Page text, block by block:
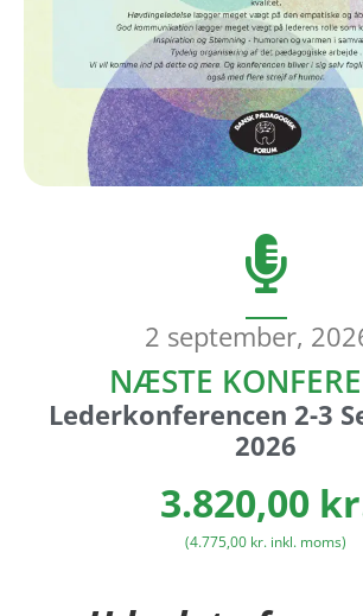
2 september,
NÆSTE
Lederkonferencen 2-3
2026
3.820,00
(4.775,00 kr. inkl. moms)